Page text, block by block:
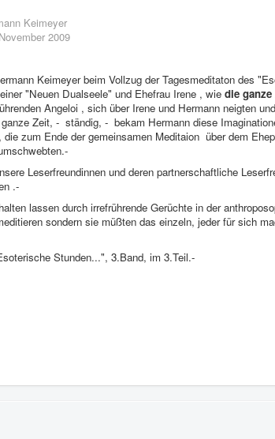
Keimeyer
2009
Keimeyer beim Vollzug der Tagesmeditaton des
"Neuen Dualseele" und Ehefrau Irene , wie die ganze
Angeloi , sich über Irene und Hermann neigten und
Zeit, - ständig, - bekam Hermann diese
zum Ende der gemeinsamen Meditaion über dem
Leserfreundinnen und deren partnerschaftliche
.-
lassen durch irrefrührende Gerüchte in der
sondern sie müßten das einzeln, jeder für sich
Stunden...", 3.Band, im 3.Teil.-